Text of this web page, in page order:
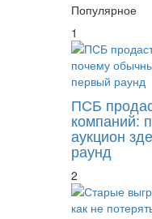
Популярное
1
ПСБ
компаний:
аукцион
раунд
2